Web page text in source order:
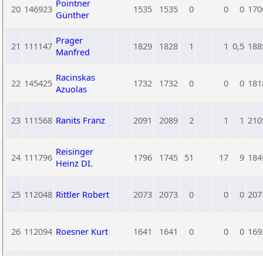
20 146923 Pointner
Günther
1535 1535 0 0 0
21 111147 Prager
Manfred
1829 1828 1 1 0,5
22 145425 Racinskas
Azuolas
1732 1732 0 0 0
23 111568 Ranits Franz 2091 2089 2 1 1
24 111796 Reisinger
Heinz DI.
1796 1745 51 17 9
25 112048 Rittler Robert 2073 2073 0 0 0
26 112094 Roesner Kurt 1641 1641 0 0 0